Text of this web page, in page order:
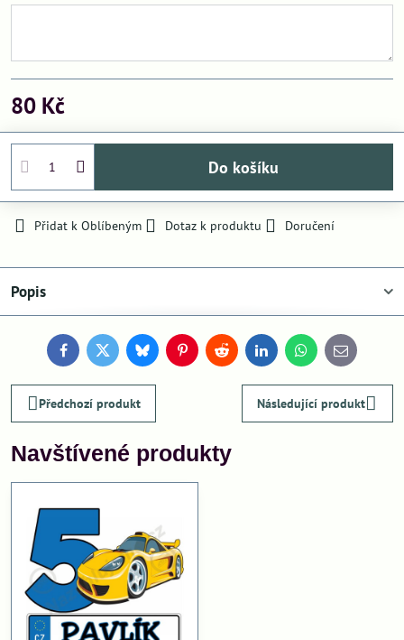
80 Kč
Do košíku
Přidat k Oblíbeným Dotaz k produktu Doručení
Popis
FacebookTwitterBlueskyPinterestReddit LinkedInWhatsApp
E-
mail
Předchozí produkt Následující produkt
Navštívené produkty